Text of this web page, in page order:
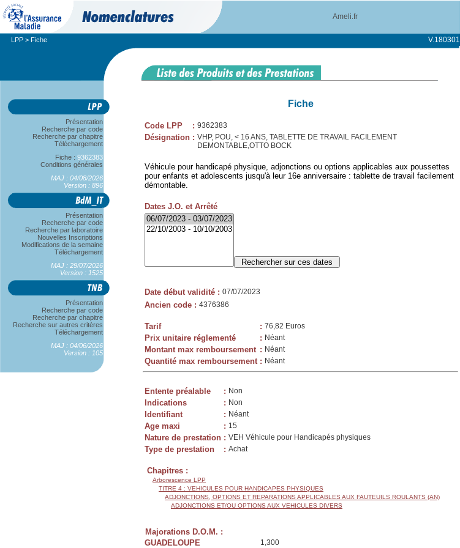
Ameli.fr
LPP > Fiche V.180301
Présentation
Recherche par code
Recherche par chapitre
Téléchargement
Fiche : 9362383
Conditions générales
MAJ : 04/08/2026
Version : 896
Présentation
Recherche par code
Recherche par laboratoire
Nouvelles Inscriptions
Modifications de la semaine
Téléchargement
MAJ : 29/07/2026
Version : 1525
Présentation
Recherche par code
Recherche par chapitre
Recherche sur autres critères
Téléchargement
MAJ : 04/06/2026
Version : 105
Fiche
Code LPP : 9362383
Désignation : VHP, POU, < 16 ANS, TABLETTE DE TRAVAIL FACILEMENT
DEMONTABLE,OTTO BOCK
Véhicule pour handicapé physique, adjonctions ou options applicables aux poussettes
pour enfants et adolescents jusqu'à leur 16e anniversaire : tablette de travail facilement
démontable.
Dates J.O. et Arrêté
Date début validité : 07/07/2023
Ancien code : 4376386
Tarif : 76,82 Euros
Prix unitaire réglementé : Néant
Montant max remboursement : Néant
Quantité max remboursement : Néant
Entente préalable : Non
Indications : Non
Identifiant : Néant
Age maxi : 15
Nature de prestation : VEH Véhicule pour Handicapés physiques
Type de prestation : Achat
Chapitres :
Arborescence LPP
TITRE 4 : VEHICULES POUR HANDICAPES PHYSIQUES
ADJONCTIONS, OPTIONS ET REPARATIONS APPLICABLES AUX FAUTEUILS ROULANTS (AN)
ADJONCTIONS ET/OU OPTIONS AUX VEHICULES DIVERS
Majorations D.O.M. :
GUADELOUPE
1,300